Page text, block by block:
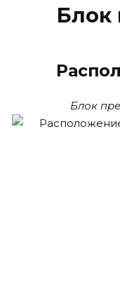
Блок
Блок